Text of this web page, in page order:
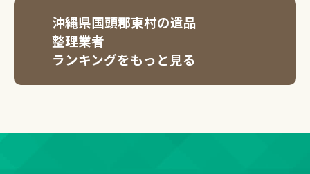
沖縄県国頭郡東村の遺品
整理業者
ランキングをもっと見る